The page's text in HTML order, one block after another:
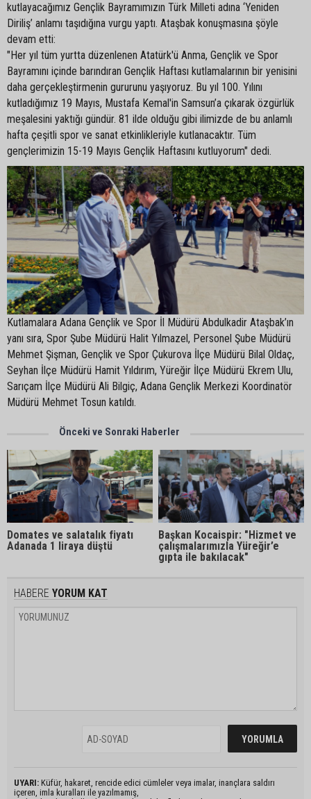
kutlayacağımız Gençlik Bayramımızın Türk Milleti adına ‘Yeniden
Diriliş’ anlamı taşıdığına vurgu yaptı. Ataşbak konuşmasına şöyle
devam etti:
"Her yıl tüm yurtta düzenlenen Atatürk'ü Anma, Gençlik ve Spor
Bayramını içinde barındıran Gençlik Haftası kutlamalarının bir yenisini
daha gerçekleştirmenin gururunu yaşıyoruz. Bu yıl 100. Yılını
kutladığımız 19 Mayıs, Mustafa Kemal'in Samsun’a çıkarak özgürlük
meşalesini yaktığı gündür. 81 ilde olduğu gibi ilimizde de bu anlamlı
hafta çeşitli spor ve sanat etkinlikleriyle kutlanacaktır. Tüm
gençlerimizin 15-19 Mayıs Gençlik Haftasını kutluyorum" dedi.
Kutlamalara Adana Gençlik ve Spor İl Müdürü Abdulkadir Ataşbak’ın
yanı sıra, Spor Şube Müdürü Halit Yılmazel, Personel Şube Müdürü
Mehmet Şişman, Gençlik ve Spor Çukurova İlçe Müdürü Bilal Oldaç,
Seyhan İlçe Müdürü Hamit Yıldırım, Yüreğir İlçe Müdürü Ekrem Ulu,
Sarıçam İlçe Müdürü Ali Bilgiç, Adana Gençlik Merkezi Koordinatör
Müdürü Mehmet Tosun katıldı.
Önceki ve Sonraki Haberler
Domates ve salatalık fiyatı
Adanada 1 liraya düştü
Başkan Kocaispir: "Hizmet ve
çalışmalarımızla Yüreğir’e
gıpta ile bakılacak"
HABERE YORUM KAT
UYARI: Küfür, hakaret, rencide edici cümleler veya imalar, inançlara saldırı
içeren, imla kuralları ile yazılmamış,